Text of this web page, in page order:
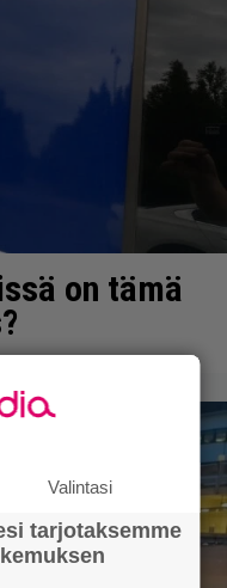
on tämä
Valintasi
tarjotaksemme